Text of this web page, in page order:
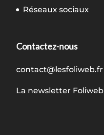
Réseaux sociaux
Contactez-nous
contact@lesfoliweb.fr
La newsletter Foliweb